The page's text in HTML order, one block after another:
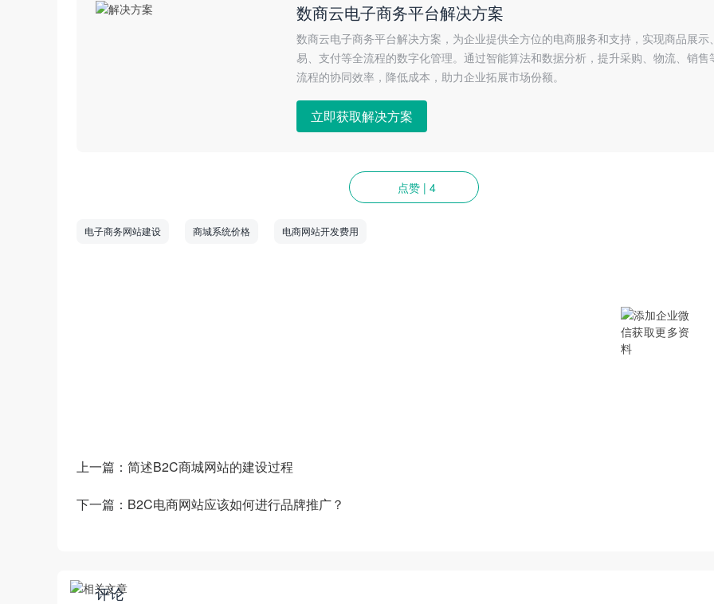
数商云电子商务平台解决方案
数商云电子商务平台解决方案，为企业提供全方位的电商服务和支持，实现商品展示
易、支付等全流程的数字化管理。通过智能算法和数据分析，提升采购、物流、销售
流程的协同效率，降低成本，助力企业拓展市场份额。
立即获取解决方案
点赞 | 4
电子商务网站建设 商城系统价格 电商网站开发费用
上一篇： 简述B2C商城网站的建设过程
下一篇： B2C电商网站应该如何进行品牌推广？
评论